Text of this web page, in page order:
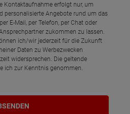
Kontaktaufnahme erfolgt nur, um
personalisierte Angebote rund um das
E-Mail, per Telefon, per Chat oder
zukommen zu lassen.
ich/wir jederzeit für die Zukunft
Daten zu Werbezwecken
widersprechen. Die geltende
ich zur Kenntnis genommen.